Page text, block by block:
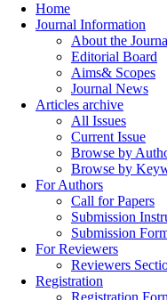
Home
Journal Information
About the
Editorial Board
Aims& Scopes
Journal News
Articles archive
All Issues
Current Issue
Browse by
Browse by
For Authors
Call for Papers
Submission
Submission
For Reviewers
Reviewers
Registration
Registration